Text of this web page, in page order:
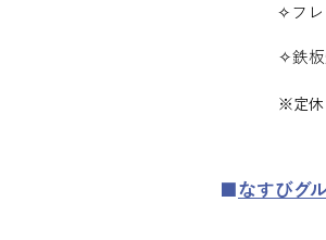
✧フ
✧
※定休
■なすびグ